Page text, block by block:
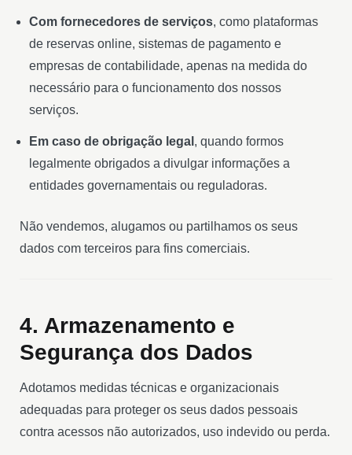
Com fornecedores de serviços, como plataformas
de reservas online, sistemas de pagamento e
empresas de contabilidade, apenas na medida do
necessário para o funcionamento dos nossos
serviços.
Em caso de obrigação legal , quando formos
legalmente obrigados a divulgar informações a
entidades governamentais ou reguladoras.
Não vendemos, alugamos ou partilhamos os seus
dados com terceiros para fins comerciais.
4. Armazenamento e
Segurança dos Dados
Adotamos medidas técnicas e organizacionais
adequadas para proteger os seus dados pessoais
contra acessos não autorizados, uso indevido ou perda.